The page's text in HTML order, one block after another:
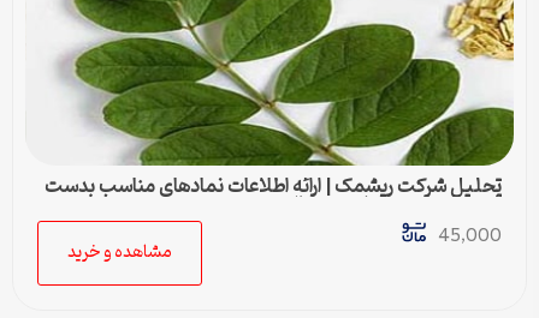
تحلیل شرکت ریشمک | ارائه اطلاعات نمادهای مناسب بدست
آمده با رویکرد تحیلی تکنیکال
45,000
مشاهده و خرید